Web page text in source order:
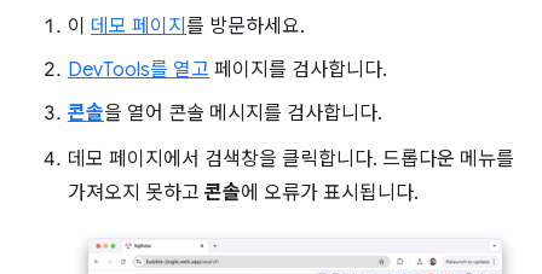
이 데모 페이지 를 방문하세요.
DevTools를 열고 페이지를 검사합니다.
콘솔을 열어 콘솔 메시지를 검사합니다.
데모 페이지에서 검색창을 클릭합니다. 드롭다운 메뉴를
가져오지 못하고 콘솔에 오류가 표시됩니다.